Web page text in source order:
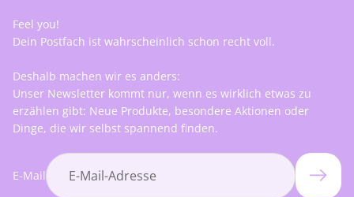
Feel you!
Dein Postfach ist wahrscheinlich schon recht voll.
Deshalb machen wir es anders:
Unser Newsletter kommt nur, wenn es wirklich etwas zu
erzählen gibt: Neue Produkte, besondere Aktionen oder
Dinge, die wir selbst spannend finden.
E-Mail